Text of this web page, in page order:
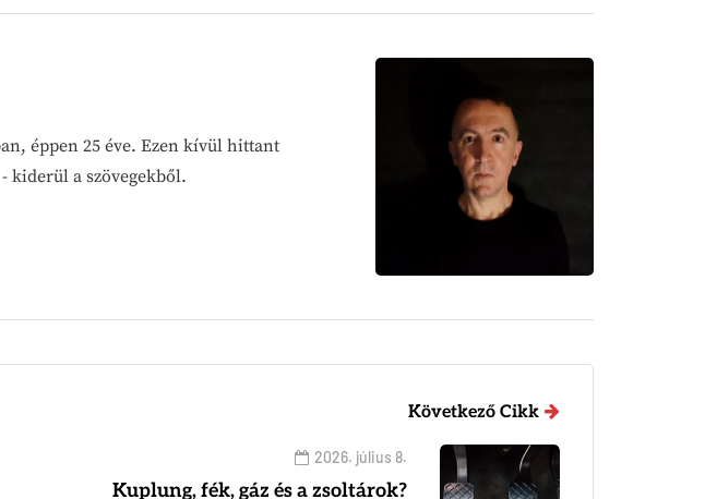
éppen 25 éve. Ezen kívül hittant
kiderül a szövegekből.
Következő Cikk
2026. július 8.
Kuplung, fék, gáz és a zsoltárok?